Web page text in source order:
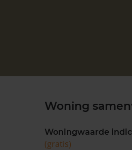
Woning
Woningwaarde
(gratis)